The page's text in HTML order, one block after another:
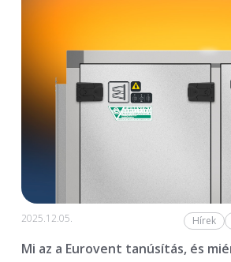
2025.12.05. Hírek
Mi az a Eurovent tanúsítás, és